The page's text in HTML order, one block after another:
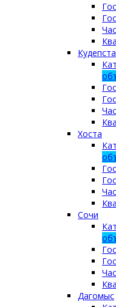
Кудепста
Хоста
Сочи
Дагомыс